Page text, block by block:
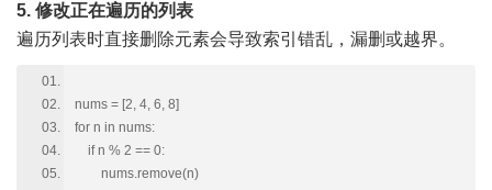
5. 修改正在遍历的列表
遍历列表时直接删除元素会导致索引错乱，漏删或越界。
nums = [2, 4, 6, 8]
for n in nums:
if n % 2 == 0:
nums.remove(n)